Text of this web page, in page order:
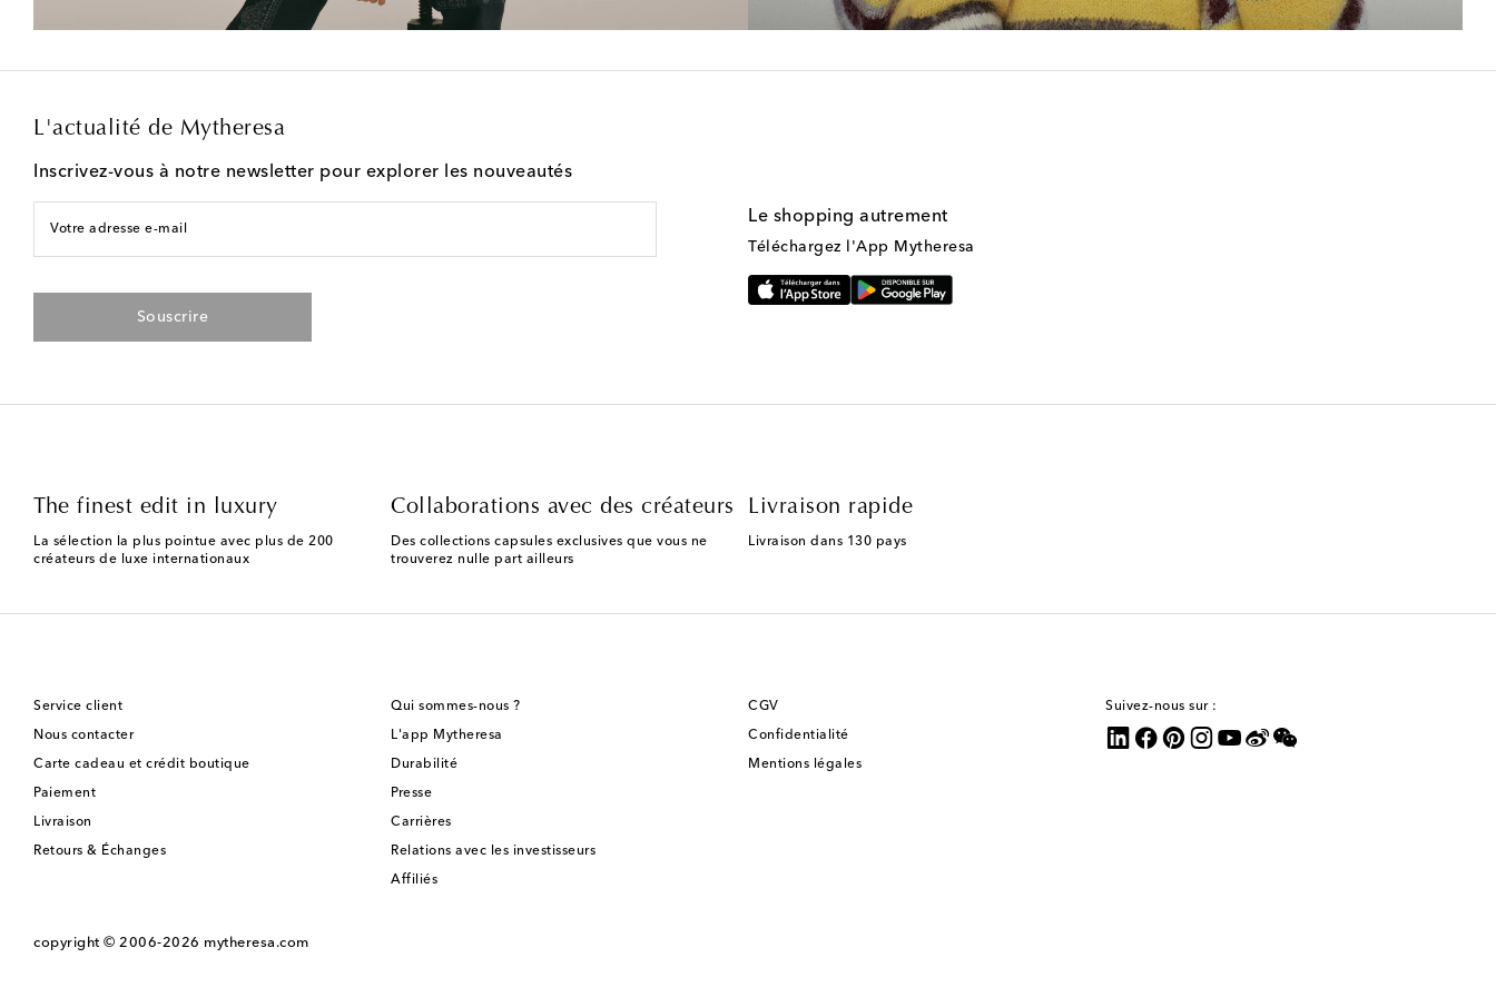
L'actualité de Mytheresa
Inscrivez-vous à notre newsletter pour explorer les nouveautés
Votre adresse e-mail
Souscrire
Le shopping autrement
Téléchargez l'App Mytheresa
The finest edit in luxury
La sélection la plus pointue avec plus de 200
créateurs de luxe internationaux
Collaborations avec des créateurs
Des collections capsules exclusives que vous ne
trouverez nulle part ailleurs
Livraison rapide
Livraison dans 130 pays
Service client
Nous contacter
Carte cadeau et crédit boutique
Paiement
Livraison
Retours & Échanges
Qui sommes-nous ?
L'app Mytheresa
Durabilité
Presse
Carrières
Relations avec les investisseurs
Affiliés
CGV
Confidentialité
Mentions légales
Suivez-nous sur :
copyright © 2006-2026 mytheresa.com